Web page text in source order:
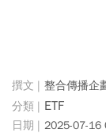
整合傳播企
ETF
2025-07-16